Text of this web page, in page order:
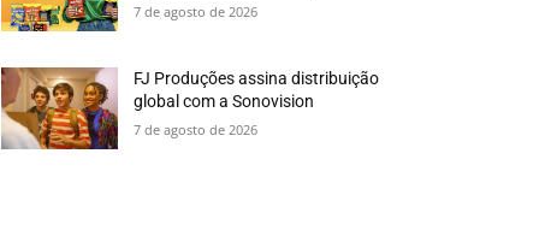
7 de agosto de 2026
FJ Produções assina distribuição
global com a Sonovision
7 de agosto de 2026